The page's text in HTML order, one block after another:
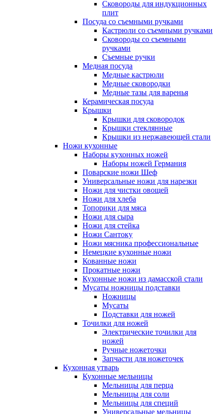
Сковороды для индукционных
плит
Посуда со съемными ручками
Кастрюли со съемными ручками
Сковороды со съемными
ручками
Съемные ручки
Медная посуда
Медные кастрюли
Медные сковородки
Медные тазы для варенья
Керамическая посуда
Крышки
Крышки для сковородок
Крышки стеклянные
Крышки из нержавеющей стали
Ножи кухонные
Наборы кухонных ножей
Наборы ножей Германия
Поварские ножи Шеф
Универсальные ножи для нарезки
Ножи для чистки овощей
Ножи для хлеба
Топорики для мяса
Ножи для сыра
Ножи для стейка
Ножи Сантоку
Ножи мясника профессиональные
Немецкие кухонные ножи
Кованные ножи
Прокатные ножи
Кухонные ножи из дамасской стали
Мусаты ножницы подставки
Ножницы
Мусаты
Подставки для ножей
Точилки для ножей
Электрические точилки для
ножей
Ручные ножеточки
Запчасти для ножеточек
Кухонная утварь
Кухонные мельницы
Мельницы для перца
Мельницы для соли
Мельницы для специй
Универсальные мельницы